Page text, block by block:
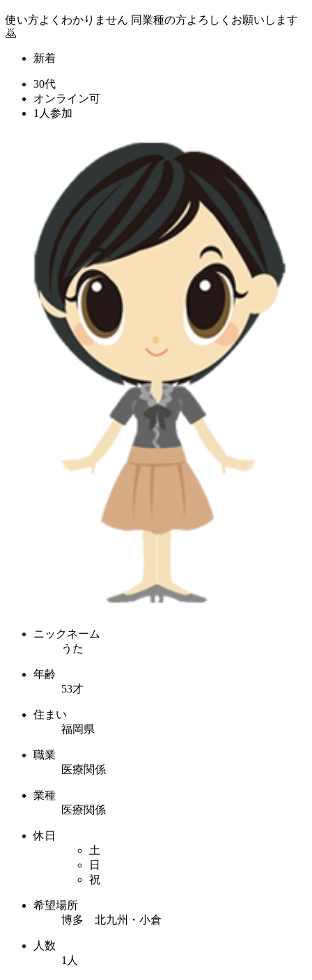
使い方よくわかりません 同業種の方よろしくお願いします
🙇
新着
30代
オンライン可
1人参加
ニックネーム
うた
年齢
53才
住まい
福岡県
職業
医療関係
業種
医療関係
休日
土
日
祝
希望場所
博多 北九州・小倉
人数
1人